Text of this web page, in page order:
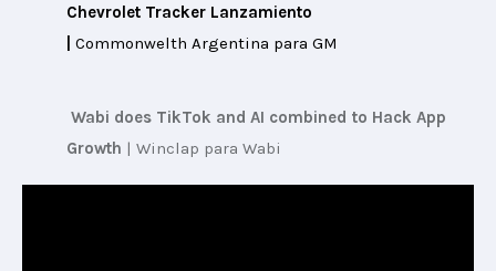
Chevrolet Tracker Lanzamiento
| Commonwelth Argentina para GM
Wabi does TikTok and AI combined to Hack App
Growth | Winclap para Wabi